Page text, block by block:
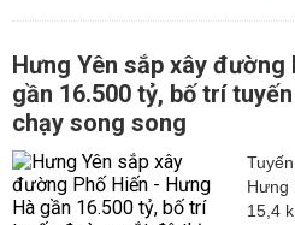
Hưng Yên sắp xây đường
gần 16.500 tỷ, bố trí
chạy song song
Hưng
15,4